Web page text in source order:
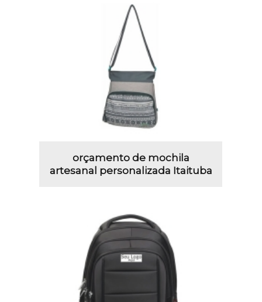
orçamento de mochila
artesanal personalizada Itaituba